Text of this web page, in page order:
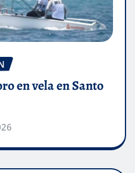
en vela en Santo